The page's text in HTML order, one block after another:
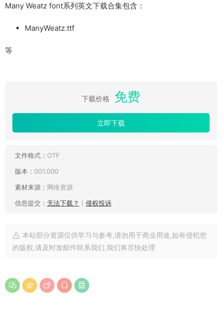
Many Weatz font系列英文下载合集包含：
ManyWeatz.ttf
等
下载价格 免费
立即下载
文件格式： OTF
版本： 001.000
素材来源： 网络资源
信息提交： 无法下载？ 侵权投诉
本站部分资源仅供学习与参考,请勿用于商业用途,如有侵犯您
的版权,请及时发邮件联系我们,我们将尽快处理